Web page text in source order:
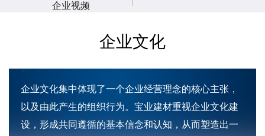
企业视频
企业文化
企业文化集中体现了一个企业经营理念的核心主张，
以及由此产生的组织行为。宝业建材重视企业文化建
设，形成共同遵循的基本信念和认知，从而塑造出一